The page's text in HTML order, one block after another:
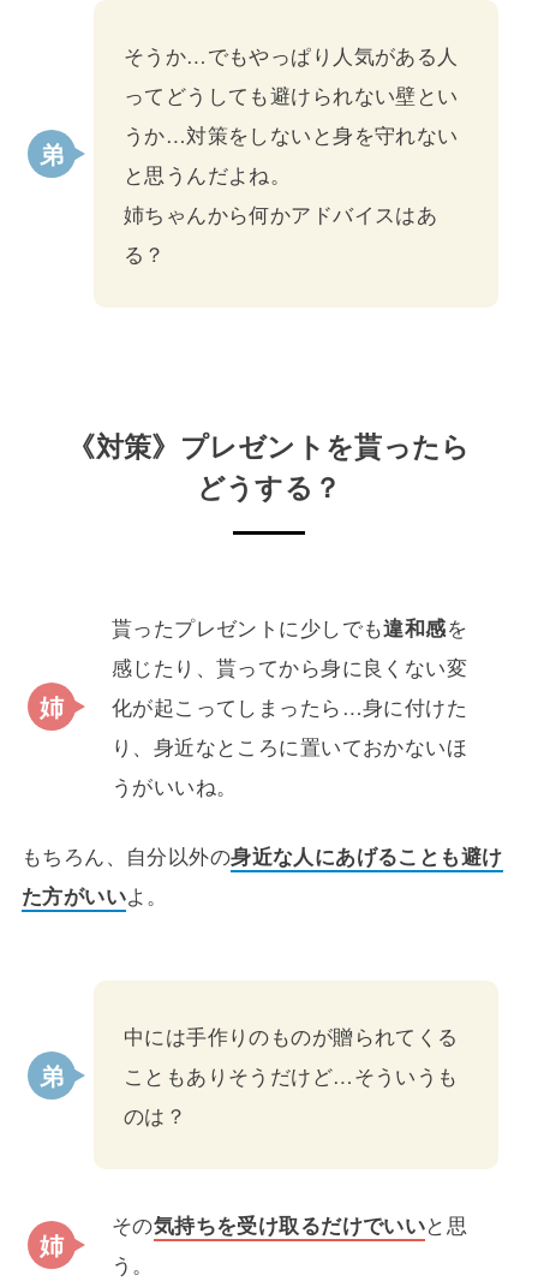
そうか…でもやっぱり人気がある人
ってどうしても避けられない壁とい
うか…対策をしないと身を守れない
と思うんだよね。
姉ちゃんから何かアドバイスはあ
る？
《対策》プレゼントを貰ったら
どうする？
貰ったプレゼントに少しでも違和感を
感じたり、貰ってから身に良くない変
化が起こってしまったら…身に付けた
り、身近なところに置いておかないほ
うがいいね。
もちろん、自分以外の身近な人にあげることも避け
た方がいいよ。
中には手作りのものが贈られてくる
こともありそうだけど…そういうも
のは？
その気持ちを受け取るだけでいいと思
う。